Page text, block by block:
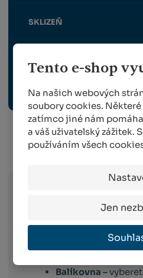
Tento e-shop
Na našich webových
soubory cookies.
zatímco jiné nám
a váš uživatelský zážitek.
používáním všech
Jen
SKLIZEŇ
OCHRANNÉ PRACOVNÍ
Info o přepravě:
pracovní den po dni , ve
obdržíme. Doručování
následující pracovní den
Toto platí pro dopravce:
Balíkovna –